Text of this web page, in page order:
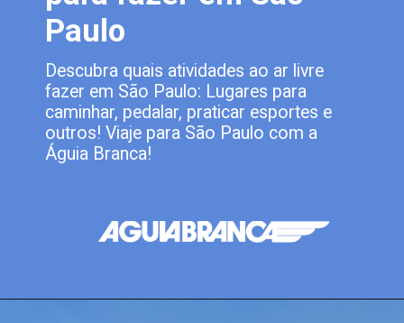
Paulo
Descubra quais atividades ao ar livre
fazer em São Paulo: Lugares para
caminhar, pedalar, praticar esportes e
outros! Viaje para São Paulo com a
Águia Branca!